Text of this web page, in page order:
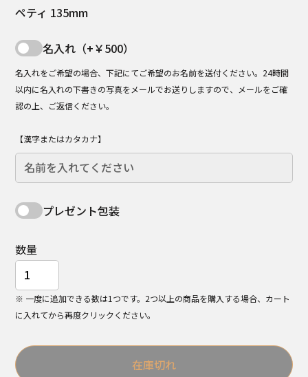
ペティ 135mm
名入れ（+￥500）
名入れをご希望の場合、下記にてご希望のお名前を送付ください。24時間
以内に名入れの下書きの写真をメールでお送りしますので、メールをご確
認の上、ご返信ください。
【漢字またはカタカナ】
プレゼント包装
数量
※ 一度に追加できる数は1つです。2つ以上の商品を購入する場合、カート
に入れてから再度クリックください。
在庫切れ